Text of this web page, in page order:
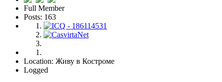
Full Member
Posts: 163
Location: Живу в Костроме
Logged